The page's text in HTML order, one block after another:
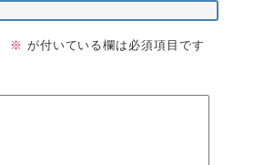
※ が付いている欄は必須項目です